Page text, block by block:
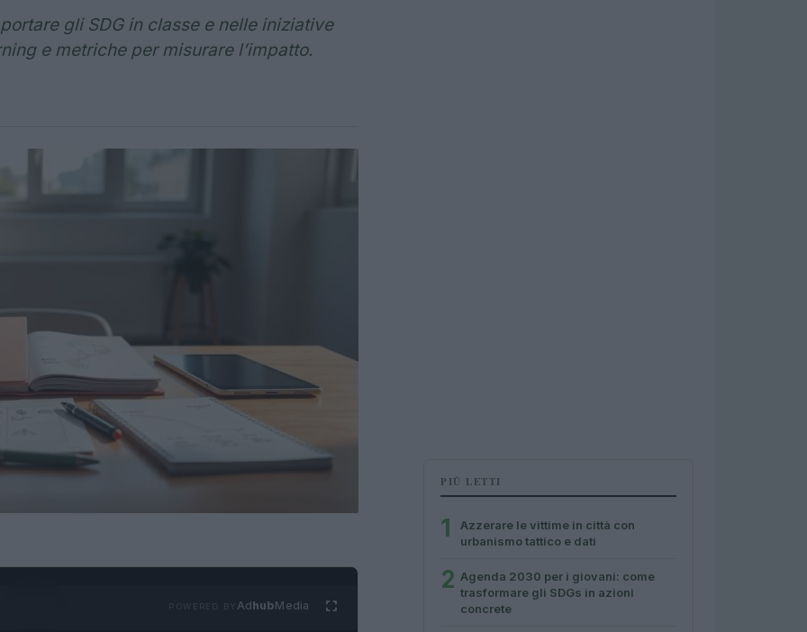
gli SDG in classe e nelle iniziative
e metriche per misurare l’impatto.
AdhubMedia
PIÙ LETTI
1
Azzerare le vittime in città con
urbanismo tattico e dati
2 Agenda 2030 per i giovani: come
trasformare gli SDGs in azioni
concrete